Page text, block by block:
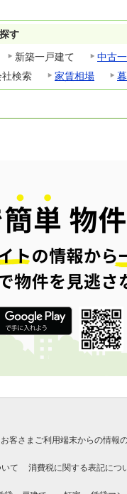
す
新築一戸建て 中古
検索 家賃相場
お客さまご利用端末からの情報
て 消費税に関する表記につ